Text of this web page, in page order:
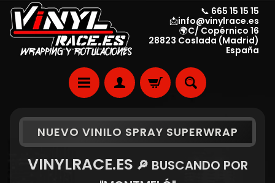
📞 665 15 15 15
📩info@vinylrace.es
🌍C/ Copérnico 16
28823 Coslada (Madrid)
España
NUEVO VINILO SPRAY SUPERWRAP
VINYLRACE.ES 🔎 BUSCANDO POR